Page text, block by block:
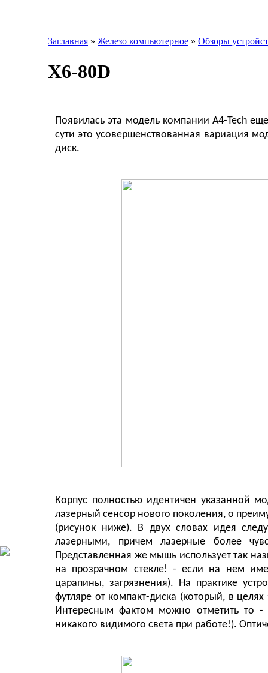
X6-80D
Появилась эта модель компании A4-Tech
сути это усовершенствованная вариация
диск.
Корпус полностью идентичен указанной
лазерный сенсор нового поколения, о
(рисунок ниже). В двух словах идея
лазерными, причем лазерные более
Представленная же мышь использует так
на прозрачном стекле! - если на нем
царапины, загрязнения). На практике
футляре от компакт-диска (который, в
Интересным фактом можно отметить то
никакого видимого света при работе!).
Заглавная » Железо компьютерное » Обзоры